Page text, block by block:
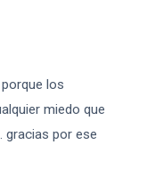
los
miedo que
gracias por ese